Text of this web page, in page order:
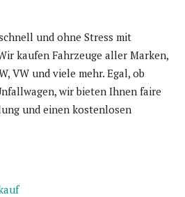
und ohne Stress mit
kaufen Fahrzeuge aller Marken,
VW und viele mehr. Egal, ob
wir bieten Ihnen faire
und einen kostenlosen